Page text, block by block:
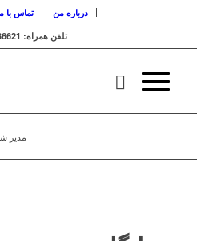
درباره من تماس با
تلفن همراه: 09123836621
مدیر